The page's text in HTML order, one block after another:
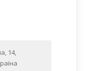
14,